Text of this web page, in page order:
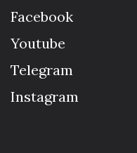
Facebook
Youtube
Telegram
Instagram